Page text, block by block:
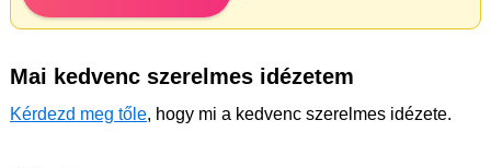
Mai kedvenc szerelmes idézetem
Kérdezd meg tőle, hogy mi a kedvenc szerelmes idézete.